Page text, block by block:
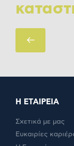
Η ΕΤΑΙΡΕΙΑ
Σχετικά με μας
Ευκαιρίες